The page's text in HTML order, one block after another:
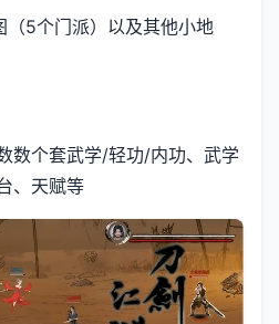
（5个门派）以及其他小地
数个套武学/轻功/内功、武学
、天赋等